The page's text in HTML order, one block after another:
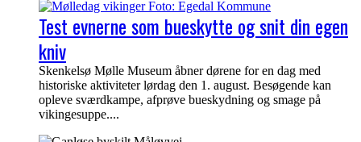
Test evnerne som bueskytte og snit din egen
kniv
Skenkelsø Mølle Museum åbner dørene for en dag med
historiske aktiviteter lørdag den 1. august. Besøgende kan
opleve sværdkampe, afprøve bueskydning og smage på
vikingesuppe....